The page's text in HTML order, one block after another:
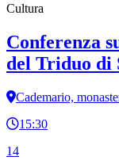
Cultura
Conferenza
del Triduo di
Cademario,
15:30
14